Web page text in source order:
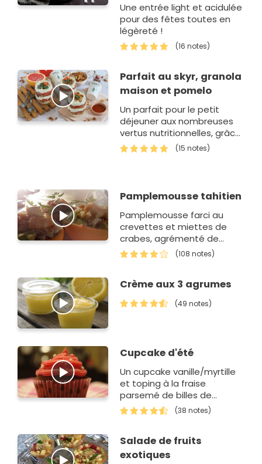
Une entrée light et acidulée
pour des fêtes toutes en
légèreté !
(16 notes)
Parfait au skyr, granola
maison et pomelo
Un parfait pour le petit
déjeuner aux nombreuses
vertus nutritionnelles, grâce
au skyr siggi's, au granola
fait maison et au pomelo.
(15 notes)
Pamplemousse tahitien
Pamplemousse farci au
crevettes et miettes de
crabes, agrémenté de
pastis, le mélange est
surprenant...
(108 notes)
Crème aux 3 agrumes
(49 notes)
Cupcake d'été
Un cupcake vanille/myrtille
et toping à la fraise
parsemé de billes de
pamplemousse(38 notes)
Salade de fruits
exotiques